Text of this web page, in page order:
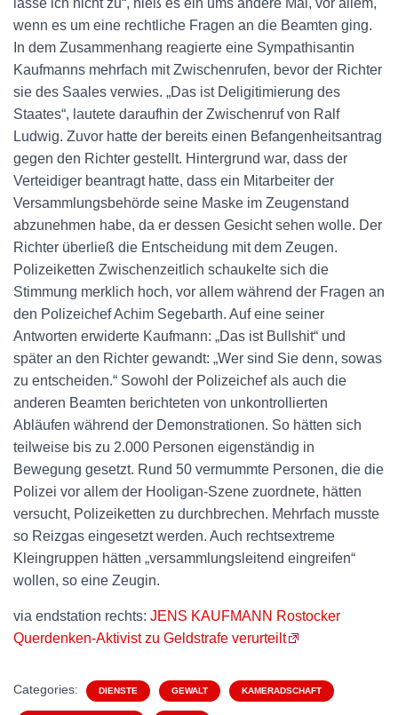
lasse ich nicht zu“, hieß es ein ums andere Mal, vor allem,
wenn es um eine rechtliche Fragen an die Beamten ging.
In dem Zusammenhang reagierte eine Sympathisantin
Kaufmanns mehrfach mit Zwischenrufen, bevor der Richter
sie des Saales verwies. „Das ist Deligitimierung des
Staates“, lautete daraufhin der Zwischenruf von Ralf
Ludwig. Zuvor hatte der bereits einen Befangenheitsantrag
gegen den Richter gestellt. Hintergrund war, dass der
Verteidiger beantragt hatte, dass ein Mitarbeiter der
Versammlungsbehörde seine Maske im Zeugenstand
abzunehmen habe, da er dessen Gesicht sehen wolle. Der
Richter überließ die Entscheidung mit dem Zeugen.
Polizeiketten Zwischenzeitlich schaukelte sich die
Stimmung merklich hoch, vor allem während der Fragen an
den Polizeichef Achim Segebarth. Auf eine seiner
Antworten erwiderte Kaufmann: „Das ist Bullshit“ und
später an den Richter gewandt: „Wer sind Sie denn, sowas
zu entscheiden.“ Sowohl der Polizeichef als auch die
anderen Beamten berichteten von unkontrollierten
Abläufen während der Demonstrationen. So hätten sich
teilweise bis zu 2.000 Personen eigenständig in
Bewegung gesetzt. Rund 50 vermummte Personen, die die
Polizei vor allem der Hooligan-Szene zuordnete, hätten
versucht, Polizeiketten zu durchbrechen. Mehrfach musste
so Reizgas eingesetzt werden. Auch rechtsextreme
Kleingruppen hätten „versammlungsleitend eingreifen“
wollen, so eine Zeugin.
via endstation rechts: JENS KAUFMANN Rostocker
Querdenken-Aktivist zu Geldstrafe verurteilt
Categories: DIENSTE GEWALT KAMERADSCHAFT